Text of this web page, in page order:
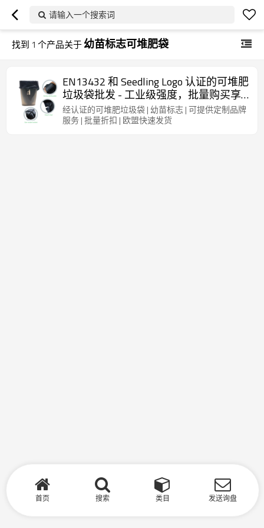
请输入一个搜索词
找到 1 个产品关于幼苗标志可堆肥袋
EN13432 和 Seedling Logo 认证的可堆肥
垃圾袋批发 - 工业级强度，批量购买享
折扣
经认证的可堆肥垃圾袋 | 幼苗标志 | 可提供定制品牌
服务 | 批量折扣 | 欧盟快速发货
首页 搜索 类目 发送询盘